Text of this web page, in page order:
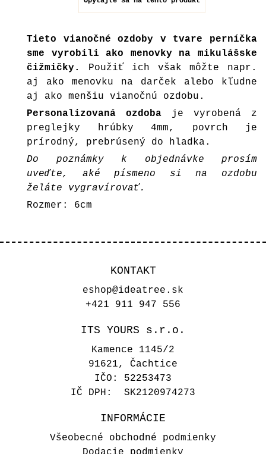
Tieto vianočné ozdoby v tvare perníčka
sme vyrobili ako menovky na mikulášske
čižmičky. Použiť ich však môžte napr.
aj ako menovku na darček
alebo kľudne
aj ako menšiu vianočnú ozdobu.
Personalizovaná ozdoba
je vyrobená z
preglejky hrúbky 4mm, povrch je
prírodný, prebrúsený do hladka.
Do poznámky k objednávke prosím
uveďte, aké písmeno si na ozdobu
želáte vygravírovať.
Rozmer: 6cm
KONTAKT
eshop@ideatree.sk
+421 911 947 556
ITS YOURS s.r.o.
Kamence 1145/2
91621, Čachtice
IČO: 52253473
IČ DPH: SK2120974273
INFORMÁCIE
Všeobecné obchodné podmienky